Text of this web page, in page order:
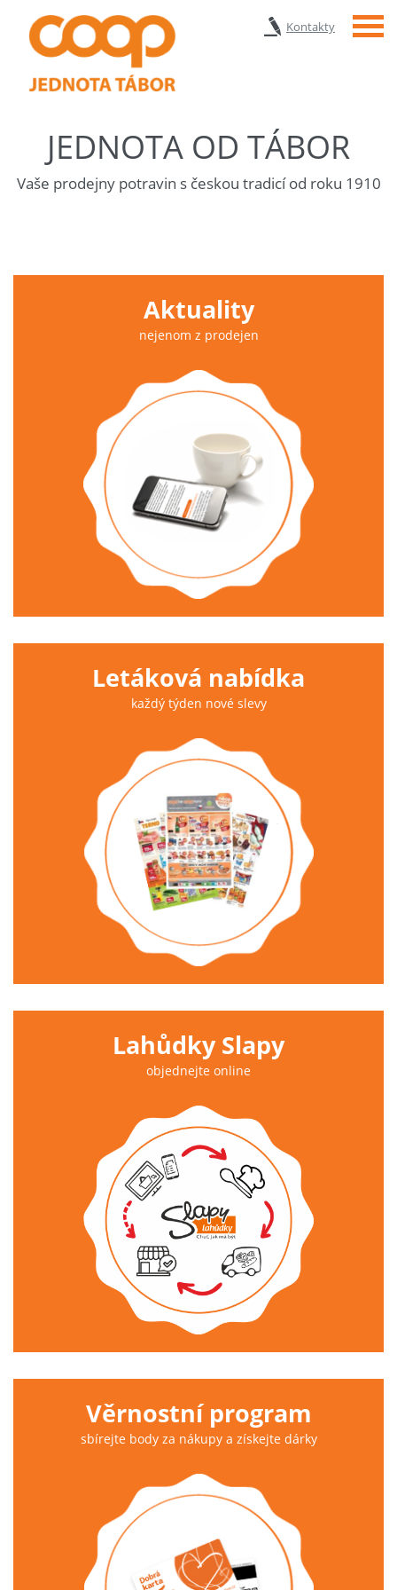
Kontakty Menu
JEDNOTA OD TÁBOR
Vaše prodejny potravin s českou tradicí od roku 1910
Aktuality
nejenom z prodejen
Letáková nabídka
každý týden nové slevy
Lahůdky Slapy
objednejte online
Věrnostní program
sbírejte body za nákupy a získejte dárky